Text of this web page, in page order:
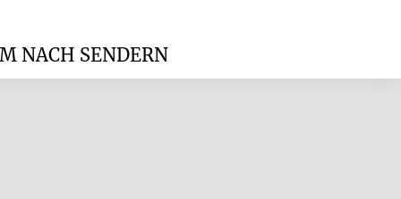
NACH SENDERN